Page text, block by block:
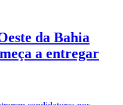
da Bahia
a entregar